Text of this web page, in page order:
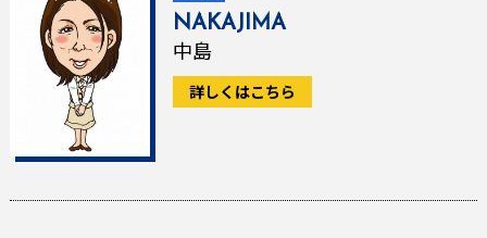
NAKAJIMA
中島
詳しくはこちら